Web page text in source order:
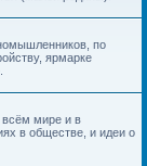
по
ярмарке
всём мире и в
в обществе, и идеи о